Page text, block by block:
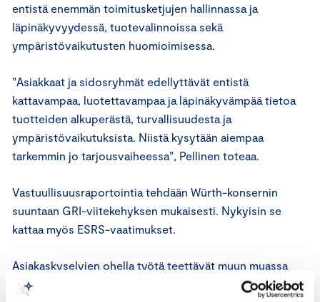
entistä enemmän toimitusketjujen hallinnassa ja
läpinäkyvyydessä, tuotevalinnoissa sekä
ympäristövaikutusten huomioimisessa.
”Asiakkaat ja sidosryhmät edellyttävät entistä
kattavampaa, luotettavampaa ja läpinäkyvämpää tietoa
tuotteiden alkuperästä, turvallisuudesta ja
ympäristövaikutuksista. Niistä kysytään aiempaa
tarkemmin jo tarjousvaiheessa”, Pellinen toteaa.
Vastuullisuusraportointia tehdään Würth-konsernin
suuntaan GRI-viitekehyksen mukaisesti. Nykyisin se
kattaa myös ESRS-vaatimukset.
Asiakaskyselyjen ohella työtä teettävät muun muassa
jatkuvasti muuttuva regulaatio, päästöjen laskenta sekä